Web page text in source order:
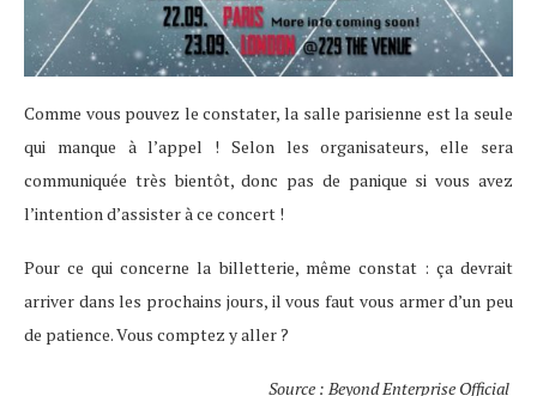
Comme vous pouvez le constater, la salle parisienne est la seule
qui manque à l’appel ! Selon les organisateurs, elle sera
communiquée très bientôt, donc pas de panique si vous avez
l’intention d’assister à ce concert !
Pour ce qui concerne la billetterie, même constat : ça devrait
arriver dans les prochains jours, il vous faut vous armer d’un peu
de patience. Vous comptez y aller ?
Source : Beyond Enterprise Official